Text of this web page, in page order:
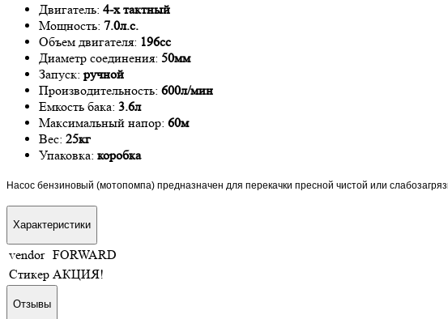
Двигатель: 4-х тактный
Мощность: 7.0л.с.
Объем двигателя: 196сс
Диаметр соединения: 50мм
Запуск: ручной
Производительность: 600л/мин
Емкость бака: 3.6л
Максимальный напор: 60м
Вес: 25кг
Упаковка: коробка
Насос бензиновый (мотопомпа) предназначен для перекачки пресной чистой или
Характеристики
vendor FORWARD
Стикер АКЦИЯ!
Отзывы